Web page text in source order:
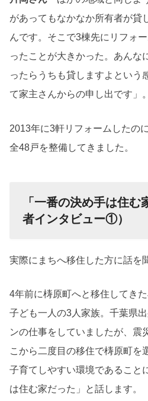
があってもなかなか所有者が貸
んです。そこで3棟先にリフォ
ったことが大きかった。あんな
ったらうちも貸しますよという
て家主さんからの申し出です」。
2013年に3軒リフォームしたの
全48戸を整備してきました。
「一番の決め手は住
者インタビュー①）
実際にまちへ移住した方に話を
4年前に梼原町へと移住してき
子ども一人の3人家族。千葉県
ンの仕事をしていましたが、震
こから二度目の移住で梼原町を
子育てしやすい環境であること
は住む家だった」と話します。